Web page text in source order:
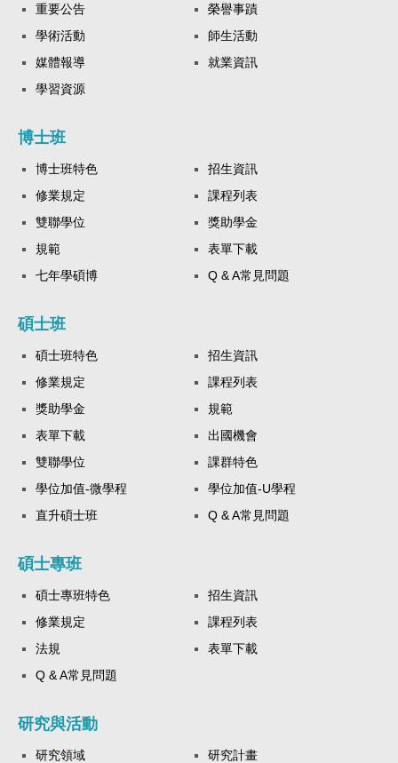
重要公告
榮譽事蹟
學術活動
師生活動
媒體報導
就業資訊
學習資源
博士班
博士班特色
招生資訊
修業規定
課程列表
雙聯學位
獎助學金
規範
表單下載
七年學碩博
Q & A常見問題
碩士班
碩士班特色
招生資訊
修業規定
課程列表
獎助學金
規範
表單下載
出國機會
雙聯學位
課群特色
學位加值-微學程
學位加值-U學程
直升碩士班
Q & A常見問題
碩士專班
碩士專班特色
招生資訊
修業規定
課程列表
法規
表單下載
Q & A常見問題
研究與活動
研究領域
研究計畫